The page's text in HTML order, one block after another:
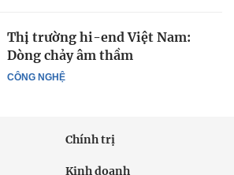
CÔNG NGHỆ
Thị trường hi-end Việt Nam:
Dòng chảy âm thầm
Chính trị
Kinh doanh